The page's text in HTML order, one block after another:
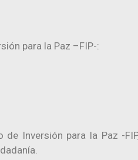
para la Paz –FIP-:​
Inversión para la Paz -